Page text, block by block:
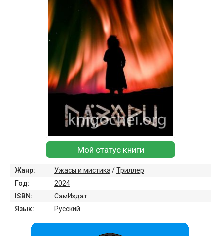
Мой статус книги
Жанр: Ужасы и мистика /Триллер
Год:
2024
ISBN:
СамИздат
Язык:
Русский